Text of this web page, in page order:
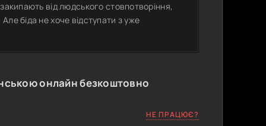
від людського стовпотворіння,
біда не хоче відступати з уже
онлайн безкоштовно
НЕ ПРАЦЮЄ?